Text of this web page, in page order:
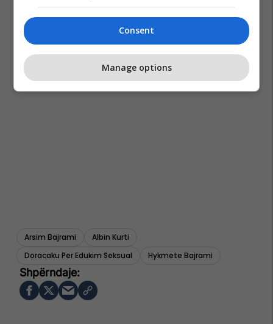
Arsim Bajrami
Albin Kurti
Doracaku Per Edukim Seksual
Hykmete Bajrami
Consent
Manage options